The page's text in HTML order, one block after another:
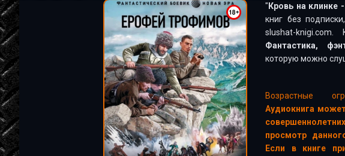
" Кровь на
книг без
slushat-
Фантастика,
которую можно
Возрастные
Аудиокнига
просмотр
Если в книге